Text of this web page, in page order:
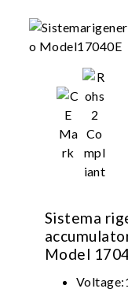
Sistema
Model